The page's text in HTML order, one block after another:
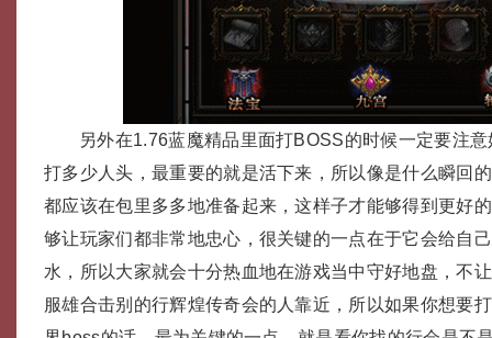
另外在1.76蓝魔精品里面打BOSS的时候一定要注
打多少人头，最重要的就是活下来，所以像是什么瞬回
都应该在包里多多地准备起来，这样子才能够得到更好
够让玩家们都非常地忠心，很关键的一点在于它会给自
水，所以大家就会十分热血地在游戏当中守好地盘，不
服雄合击别的行辉煌传奇会的人靠近，所以如果你想要